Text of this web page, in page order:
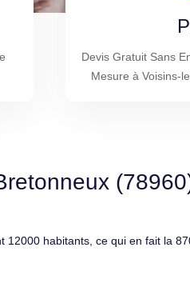
Devis Gratuit Sans
Mesure à Voisins-
habitants, ce qui en fait la